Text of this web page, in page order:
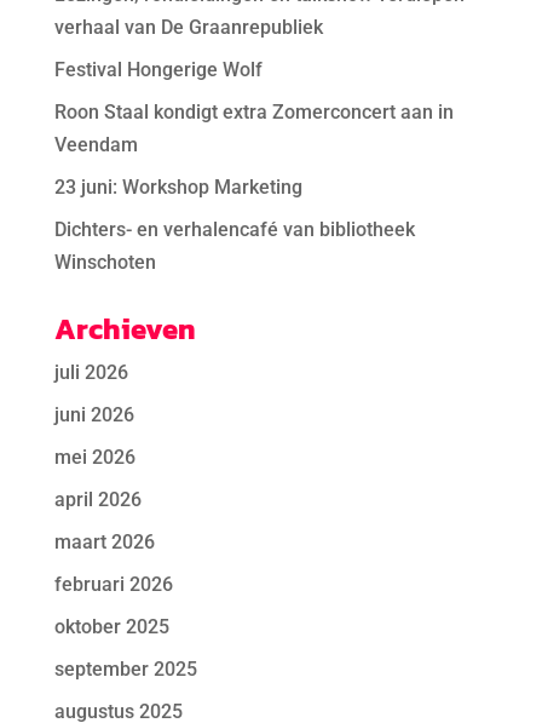
verhaal van De Graanrepubliek
Festival Hongerige Wolf
Roon Staal kondigt extra Zomerconcert aan in
Veendam
23 juni: Workshop Marketing
Dichters- en verhalencafé van bibliotheek
Winschoten
Archieven
juli 2026
juni 2026
mei 2026
april 2026
maart 2026
februari 2026
oktober 2025
september 2025
augustus 2025